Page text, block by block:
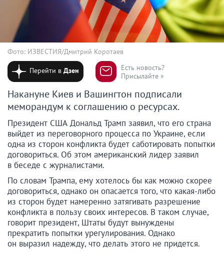
Фото: ИЗВЕСТИЯ/Дмитрий Коротаев
Перейти вДзен
Есть новость?
Присылайте »
Накануне Киев и Вашингтон подписали
меморандум к соглашению о ресурсах.
Президент США Дональд Трамп заявил, что его страна
выйдет из переговорного процесса по Украине, если
одна из сторон конфликта будет саботировать попытки
договориться. Об этом американский лидер заявил
в беседе с журналистами.
По словам Трампа, ему хотелось бы как можно скорее
договориться, однако он опасается того, что какая-либо
из сторон будет намеренно затягивать разрешение
конфликта в пользу своих интересов. В таком случае,
говорит президент, Штаты будут вынуждены
прекратить попытки урегулирования. Однако
он выразил надежду, что делать этого не придется.